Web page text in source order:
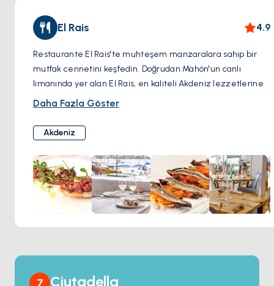
El Rais 4.9
Restaurante El Rais'te muhteşem manzaralara sahip bir
mutfak cennetini keşfedin. Doğrudan Mahón'un canlı
limanında yer alan El Rais, en kaliteli Akdeniz lezzetlerine
odaklanarak adanın ruhunu temsil ediyor. El Rais, pirinç
mevsimlik malzemelerle, baştan çıkarıcı deniz ürünleri ve
yerel kaynaklı etlerle ustalıkla hazırlanmış geleneksel ve
yenilikçi tariflerin leziz bir keşfini sunuyor.
Pirinç onların uzmanlık alanı olsa da El Rais, eksiksiz bir
Akdeniz yemek deneyimi sunuyor. Canlı çiğ yemeklerin,
leziz ızgara spesiyalitelerinin ve lezzetli tatlı
seçeneklerinin tadını çıkarın. El Rais'in deniz kenarındaki
mükemmel konumu, yemeğiniz için muhteşem bir ortam
manzaraların keyfini çıkarın.
Daha Fazla Göster
Akdeniz
7 Ciutadella